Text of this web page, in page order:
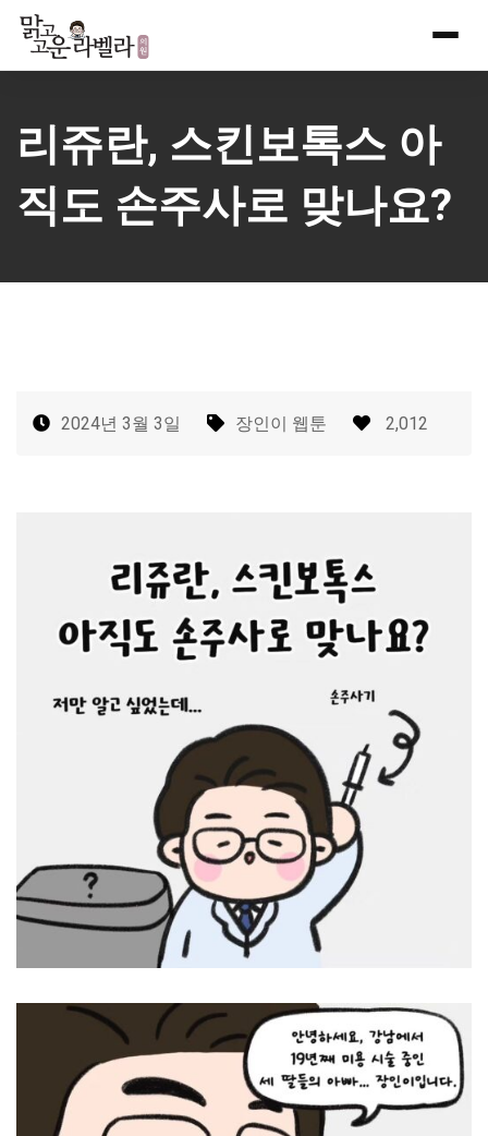
Skip
content
리쥬란, 스킨보톡스 아
직도 손주사로 맞나요?
2024년 3월 3일 장인이 웹툰 2,012